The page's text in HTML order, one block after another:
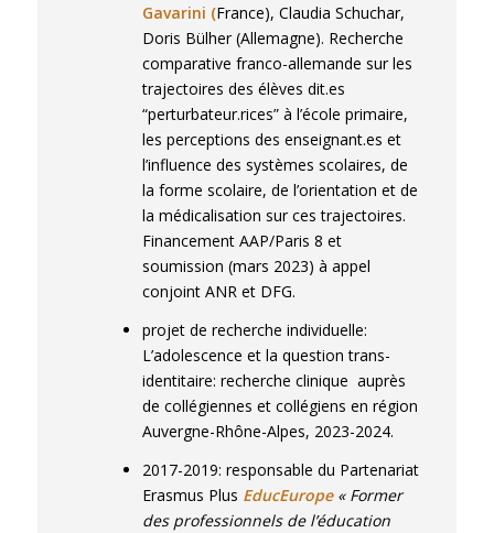
Gavarini (France), Claudia Schuchar,
Doris Bülher (Allemagne). Recherche
comparative franco-allemande sur les
trajectoires des élèves dit.es
“perturbateur.rices” à l’école primaire,
les perceptions des enseignant.es et
l’influence des systèmes scolaires, de
la forme scolaire, de l’orientation et de
la médicalisation sur ces trajectoires.
Financement AAP/Paris 8 et
soumission (mars 2023) à appel
conjoint ANR et DFG.
projet de recherche individuelle:
L’adolescence et la question trans-
identitaire: recherche clinique auprès
de collégiennes et collégiens en région
Auvergne-Rhône-Alpes, 2023-2024.
2017-2019: responsable du Partenariat
Erasmus Plus EducEurope « Former
des professionnels de l’éducation